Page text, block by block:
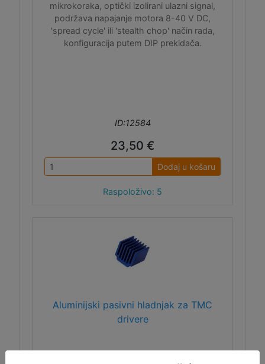
mikrokoraka, optički izolirani ulazni signal,
podržava napajanje motora 8-40 V DC,
'spread cycle' ili 'stealth chop' način rada,
konfiguracija putem DIP prekidača.
ID:12584
23,50 €
Dodaj u košaru
Raspoloživo: 5
Aluminijski pasivni hladnjak za TMC
drivere